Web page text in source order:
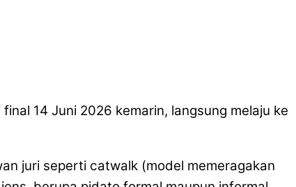
14 Juni 2026 kemarin, langsung melaju ke
juri seperti catwalk (model memeragakan